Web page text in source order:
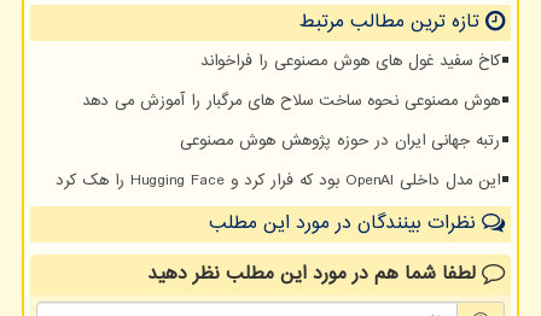
تازه ترین مطالب مرتبط
کاخ سفید غول های هوش مصنوعی را فراخواند
هوش مصنوعی نحوه ساخت سلاح های مرگبار را آموزش می دهد
رتبه جهانی ایران در حوزه پژوهش هوش مصنوعی
این مدل داخلی OpenAI بود که فرار کرد و Hugging Face را هک کرد
نظرات بینندگان در مورد این مطلب
لطفا شما همدر مورد این مطلبنظر دهید